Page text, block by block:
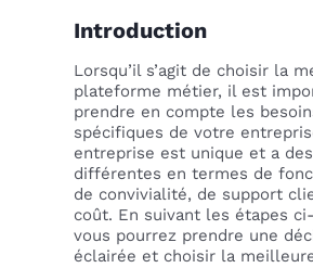
Introduction
Lorsqu’il s’agit de choisir la
plateforme métier, il est
prendre en compte les
spécifiques de votre
entreprise est unique et a
différentes en termes de
de convivialité, de support
coût. En suivant les étapes
vous pourrez prendre une
éclairée et choisir la